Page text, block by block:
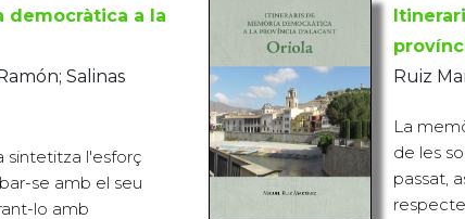
democràtica a la
Salinas
sintetitza l'esforç
se amb el seu
lo amb
Ruiz
La
de les
passat,